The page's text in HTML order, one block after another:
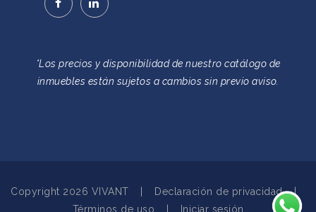
*Los precios y disponibilidad de nuestro catálogo de
inmuebles están sujetos a cambios sin previo aviso.
Copyright 2026 VIVANT Declaración de privacidad
|
Términos de uso
Iniciar sesión